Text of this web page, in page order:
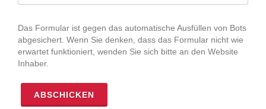
Das Formular ist gegen das automatische Ausfüllen von Bots
abgesichert. Wenn Sie denken, dass das Formular nicht wie
erwartet funktioniert, wenden Sie sich bitte an den Website
Inhaber.
ABSCHICKEN